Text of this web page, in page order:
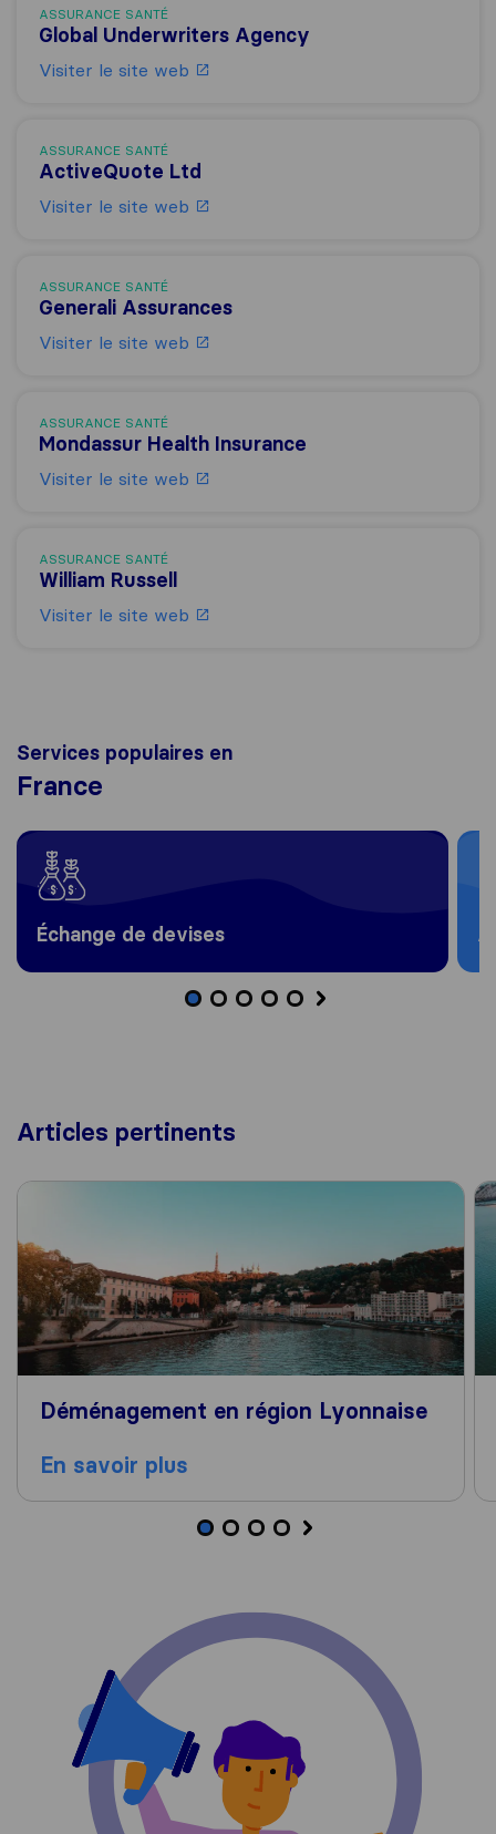
ASSURANCE SANTÉ
Global Underwriters Agency
Visiter le site web
ASSURANCE SANTÉ
ActiveQuote Ltd
Visiter le site web
ASSURANCE SANTÉ
Generali Assurances
Visiter le site web
ASSURANCE SANTÉ
Mondassur Health Insurance
Visiter le site web
ASSURANCE SANTÉ
William Russell
Visiter le site web
Services populaires en
France
Échange de devises
Articles pertinents
Déménagement en région Lyonnaise
En savoir plus